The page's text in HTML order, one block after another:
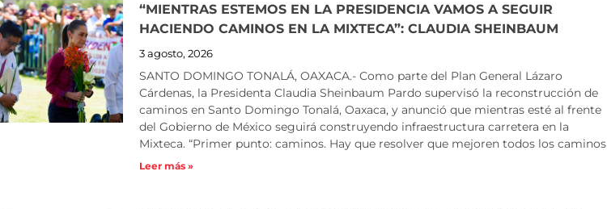
“MIENTRAS ESTEMOS EN LA PRESIDENCIA VAMOS A SEGUIR
HACIENDO CAMINOS EN LA MIXTECA”: CLAUDIA SHEINBAUM
3 agosto, 2026
SANTO DOMINGO TONALÁ, OAXACA.- Como parte del Plan General Lázaro
Cárdenas, la Presidenta Claudia Sheinbaum Pardo supervisó la reconstrucción de
caminos en Santo Domingo Tonalá, Oaxaca, y anunció que mientras esté al frente
del Gobierno de México seguirá construyendo infraestructura carretera en la
Mixteca. “Primer punto: caminos. Hay que resolver que mejoren todos los caminos
Leer más »